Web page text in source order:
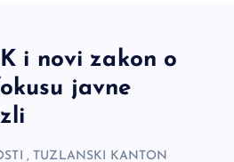
i novi zakon o
javne
, TUZLANSKI KANTON